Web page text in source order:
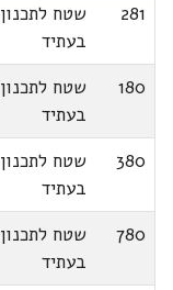
281
שטח לתכנון
בעתיד
180
שטח לתכנון
בעתיד
380
שטח לתכנון
בעתיד
780
שטח לתכנון
בעתיד